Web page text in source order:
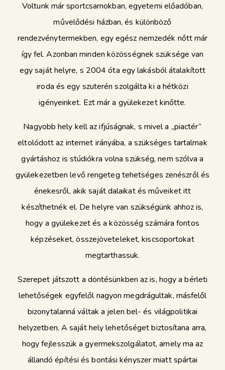
Voltunk már sportcsarnokban, egyetemi előadóban,
művelődési házban, és különböző
rendezvénytermekben, egy egész nemzedék nőtt már
így fel. Azonban minden közösségnek szüksége van
egy saját helyre, s 2004 óta egy lakásból átalakított
iroda és egy szuterén szolgálta ki a hétközi
igényeinket. Ezt már a gyülekezet kinőtte.
Nagyobb hely kell az ifjúságnak, s mivel a „piactér”
eltolódott az internet irányába, a szükséges tartalmak
gyártáshoz is stúdiókra volna szükség, nem szólva a
gyülekezetben levő rengeteg tehetséges zenészről és
énekesről, akik saját dalaikat és műveiket itt
készíthetnék el. De helyre van szükségünk ahhoz is,
hogy a gyülekezet és a közösség számára fontos
képzéseket, összejöveteleket, kiscsoportokat
megtarthassuk.
Szerepet játszott a döntésünkben az is, hogy a bérleti
lehetőségek egyfelől nagyon megdrágultak, másfelől
bizonytalanná váltak a jelen bel- és világpolitikai
helyzetben. A saját hely lehetőséget biztosítana arra,
hogy fejlesszük a gyermekszolgálatot, amely ma az
állandó építési és bontási kényszer miatt spártai